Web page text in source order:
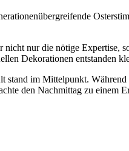
nur die nötige Expertise,
Dekorationen entstanden
im Mittelpunkt.
den Nachmittag zu